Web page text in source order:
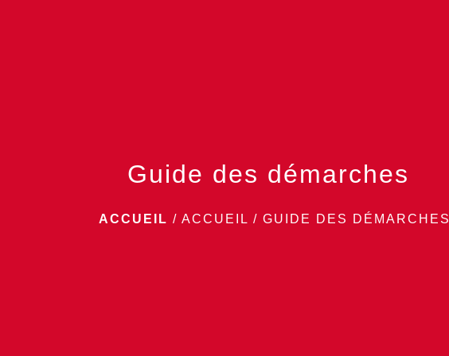
Guide des démarches
ACCUEIL / ACCUEIL / GUIDE DES DÉMARCHES